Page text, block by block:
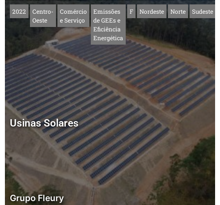
2022
Centro-
Oeste
Comércio
e Serviço
Emissões
de GEEs e
Eficiência
Energética
F Nordeste Norte Sudeste
Usinas Solares
Grupo Fleury